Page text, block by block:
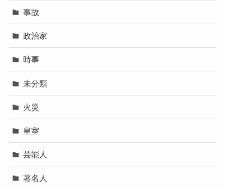
事故
政治家
時事
未分類
火災
皇室
芸能人
著名人